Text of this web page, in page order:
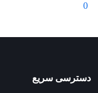
0
دسترسی سریع